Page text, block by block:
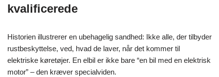
kvalificerede
Historien illustrerer en ubehagelig sandhed: Ikke alle, der tilbyder
rustbeskyttelse, ved, hvad de laver, når det kommer til
elektriske køretøjer. En elbil er ikke bare “en bil med en elektrisk
motor” – den kræver specialviden.